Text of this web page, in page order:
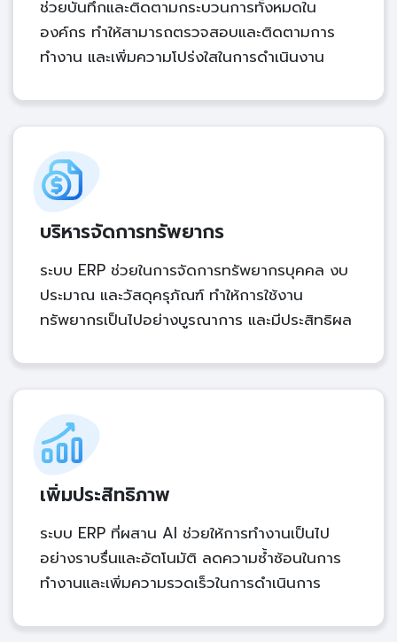
ช่วยบันทึกและติดตามกระบวนการทั้งหมดใน
องค์กร ทำให้สามารถตรวจสอบและติดตามการ
ทำงาน และเพิ่มความโปร่งใสในการดำเนินงาน
บริหารจัดการทรัพยากร
ระบบ ERP ช่วยในการจัดการทรัพยากรบุคคล งบ
ประมาณ และวัสดุครุภัณฑ์ ทำให้การใช้งาน
ทรัพยากรเป็นไปอย่างบูรณาการ และมีประสิทธิผล
เพิ่มประสิทธิภาพ
ระบบ ERP ที่ผสาน AI ช่วยให้การทำงานเป็นไป
อย่างราบรื่นและอัตโนมัติ ลดความซ้ำซ้อนในการ
ทำงานและเพิ่มความรวดเร็วในการดำเนินการ